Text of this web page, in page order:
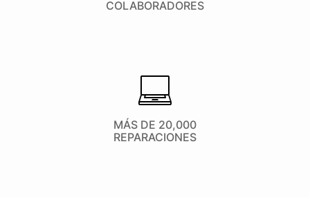
COLABORADORES
MÁS DE 20,000
REPARACIONES